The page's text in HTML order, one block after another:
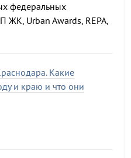
федеральных
ЖК, Urban Awards, REPA,
Какие
и краю и что они